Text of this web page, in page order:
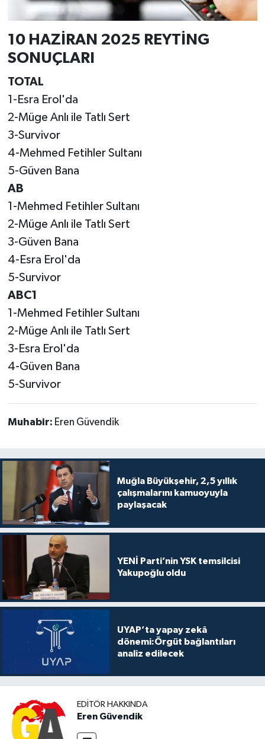
10 HAZİRAN 2025 REYTİNG
SONUÇLARI
TOTAL
1-Esra Erol'da
2-Müge Anlı ile Tatlı Sert
3-Survivor
4-Mehmed Fetihler Sultanı
5-Güven Bana
AB
1-Mehmed Fetihler Sultanı
2-Müge Anlı ile Tatlı Sert
3-Güven Bana
4-Esra Erol'da
5-Survivor
ABC1
1-Mehmed Fetihler Sultanı
2-Müge Anlı ile Tatlı Sert
3-Esra Erol'da
4-Güven Bana
5-Survivor
Muhabir: Eren Güvendik
Muğla Büyükşehir, 2,5 yıllık
çalışmalarını kamuoyuyla
paylaşacak
YENİ Parti’nin YSK temsilcisi
Yakupoğlu oldu
UYAP’ta yapay zekâ
dönemi:Örgüt bağlantıları
analiz edilecek
EDITÖR HAKKINDA
Eren Güvendik